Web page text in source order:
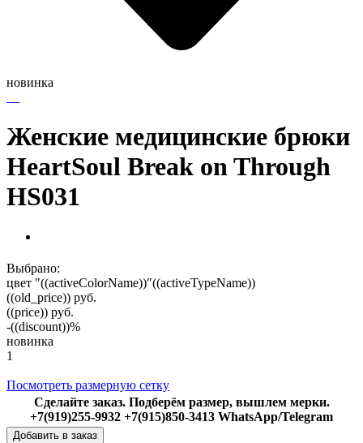
новинка
Женские медицинские брюки
HeartSoul Break on Through
HS031
Выбрано:
цвет "((activeColorName))"((activeTypeName))
((old_price)) руб.
((price)) руб.
-((discount))%
новинка
1
Посмотреть размерную сетку
Сделайте заказ. Подберём размер, вышлем мерки.
+7(919)255-9932 +7(915)850-3413 WhatsApp/Telegram
Добавить в заказ